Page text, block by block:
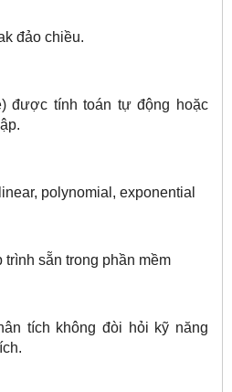
đảo chiều.
được tính toán tự động hoặc
polynomial, exponential
sẵn trong phần mềm
tích không đòi hỏi kỹ năng